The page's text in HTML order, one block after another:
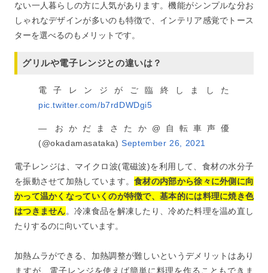
ない一人暮らしの方に人気があります。機能がシンプルな分お
しゃれなデザインが多いのも特徴で、インテリア感覚でトース
ターを選べるのもメリットです。
グリルや電子レンジとの違いは？
電子レンジがご臨終しました
pic.twitter.com/b7rdDWDgi5
— おかだまさたか@自転車声優
(@okadamasataka)September 26, 2021
電子レンジは、マイクロ波(電磁波)を利用して、食材の水分子
を振動させて加熱しています。食材の内部から徐々に外側に向
かって温かくなっていくのが特徴で、基本的には料理に焼き色
はつきません。冷凍食品を解凍したり、冷めた料理を温め直し
たりするのに向いています。
加熱ムラができる、加熱調整が難しいというデメリットはあり
ますが、電子レンジを使えば簡単に料理を作ることもできま